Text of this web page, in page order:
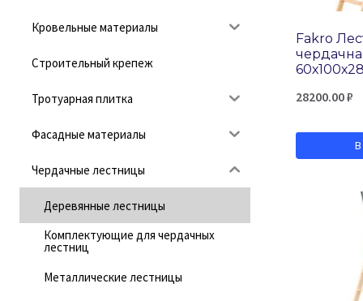
Fakro
28200.00₽
Кровельные материалы
Строительный крепеж
Тротуарная плитка
Фасадные материалы
Чердачные лестницы
Деревянные лестницы
Комплектующие для чердачных
лестниц
Металлические лестницы